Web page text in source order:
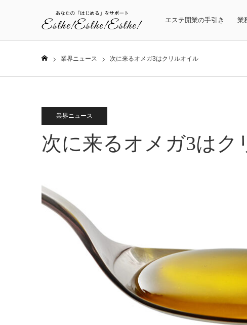
エステ開業の手引き 業
業界ニュース 次に来るオメガ3はクリルオイル
業界ニュース
次に来るオメガ3はク